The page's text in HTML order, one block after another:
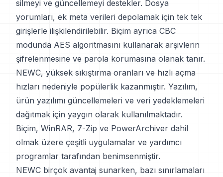
silmeyi ve güncellemeyi destekler. Dosya
yorumları, ek meta verileri depolamak için tek tek
girişlerle ilişkilendirilebilir. Biçim ayrıca CBC
modunda AES algoritmasını kullanarak arşivlerin
şifrelenmesine ve parola korumasına olanak tanır.
NEWC, yüksek sıkıştırma oranları ve hızlı açma
hızları nedeniyle popülerlik kazanmıştır. Yazılım,
ürün yazılımı güncellemeleri ve veri yedeklemeleri
dağıtmak için yaygın olarak kullanılmaktadır.
Biçim, WinRAR, 7-Zip ve PowerArchiver dahil
olmak üzere çeşitli uygulamalar ve yardımcı
programlar tarafından benimsenmiştir.
NEWC birçok avantaj sunarken, bazı sınırlamaları